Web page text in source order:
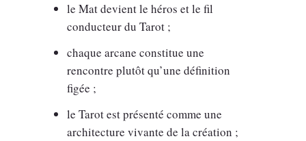
le Mat devient le héros et le fil
conducteur du Tarot ;
chaque arcane constitue une
rencontre plutôt qu’une définition
figée ;
le Tarot est présenté comme une
architecture vivante de la création ;